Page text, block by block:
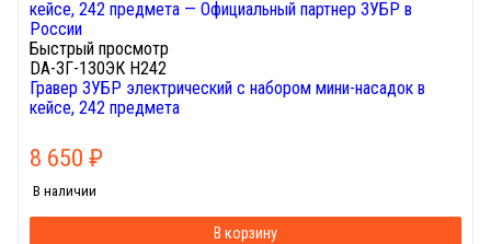
Быстрый просмотр
DA-ЗГ-130ЭК H242
Гравер ЗУБР электрический с набором мини-насадок в
кейсе, 242 предмета
8 650 ₽
В наличии
В корзину